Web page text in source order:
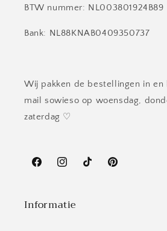
BTW nummer: NL003801924B89
Bank: NL88KNAB0409350737
Wij pakken de bestellingen in en
mail sowieso op woensdag,
zaterdag ♡
FacebookInstagramTikTok Pinterest
Informatie